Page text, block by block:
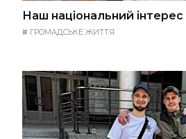
Наш національний інтерес
# ГРОМАДСЬКЕ ЖИТТЯ